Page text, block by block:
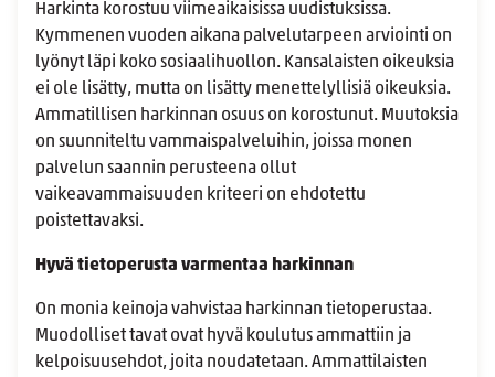
Harkinta korostuu viimeaikaisissa uudistuksissa.
Kymmenen vuoden aikana palvelutarpeen arviointi on
lyönyt läpi koko sosiaalihuollon. Kansalaisten oikeuksia
ei ole lisätty, mutta on lisätty menettelyllisiä oikeuksia.
Ammatillisen harkinnan osuus on korostunut. Muutoksia
on suunniteltu vammaispalveluihin, joissa monen
palvelun saannin perusteena ollut
vaikeavammaisuuden kriteeri on ehdotettu
poistettavaksi.
Hyvä tietoperusta varmentaa harkinnan
On monia keinoja vahvistaa harkinnan tietoperustaa.
Muodolliset tavat ovat hyvä koulutus ammattiin ja
kelpoisuusehdot, joita noudatetaan. Ammattilaisten